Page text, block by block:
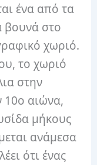
ένα από τα
βουνά στο
χωριό.
το χωριό
στην
10ο αιώνα,
μήκους
ανάμεσα
ότι ένας